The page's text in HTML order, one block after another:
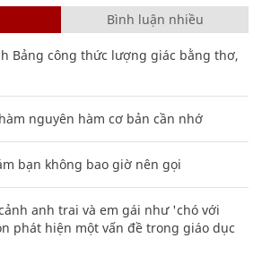
Bình luận nhiều
Bảng công thức lượng giác bằng thơ,
nguyên hàm cơ bản cần nhớ
bạn không bao giờ nên gọi
anh trai và em gái như 'chó với
phát hiện một vấn đề trong giáo dục